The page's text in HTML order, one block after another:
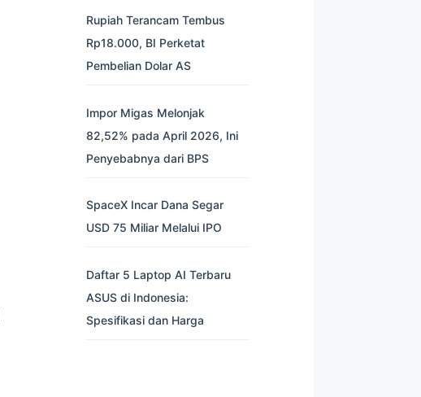
Rupiah Terancam Tembus
Rp18.000, BI Perketat
Pembelian Dolar AS
Impor Migas Melonjak
82,52% pada April 2026, Ini
Penyebabnya dari BPS
SpaceX Incar Dana Segar
USD 75 Miliar Melalui IPO
Daftar 5 Laptop AI Terbaru
ASUS di Indonesia:
Spesifikasi dan Harga